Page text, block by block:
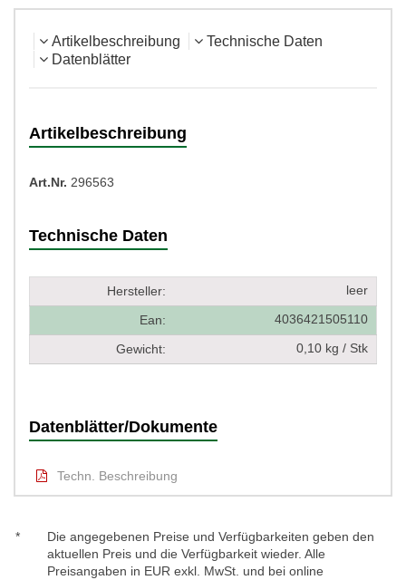
Artikelbeschreibung
Technische Daten
Datenblätter
Artikelbeschreibung
Art.Nr. 296563
Technische Daten
Hersteller: leer
Ean: 4036421505110
Gewicht: 0,10 kg / Stk
Datenblätter/Dokumente
Techn. Beschreibung
*
Die angegebenen Preise und Verfügbarkeiten geben den
aktuellen Preis und die Verfügbarkeit wieder. Alle
Preisangaben in EUR exkl. MwSt. und bei online